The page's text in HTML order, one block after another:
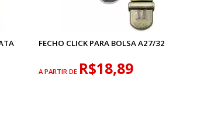
FECHO CLICK PARA BOLSA A27/32
A PARTIR DE R$18,89